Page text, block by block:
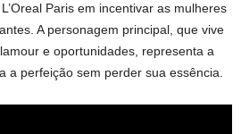
Paris em incentivar as mulheres
A personagem principal, que vive
e oportunidades, representa a
a perfeição sem perder sua essência.